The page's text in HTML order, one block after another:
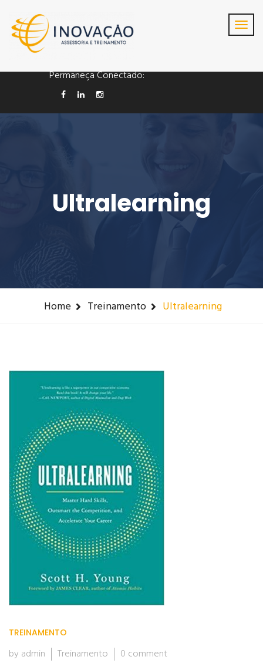
98129-9963
Permaneça Conectado:
Ultralearning
Home Treinamento Ultralearning
TREINAMENTO
by admin Treinamento 0 comment